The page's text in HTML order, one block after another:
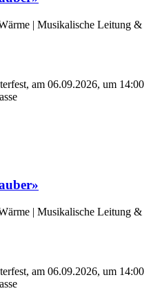
| Musikalische Leitung &
am 06.09.2026, um 14:00
| Musikalische Leitung &
am 06.09.2026, um 14:00